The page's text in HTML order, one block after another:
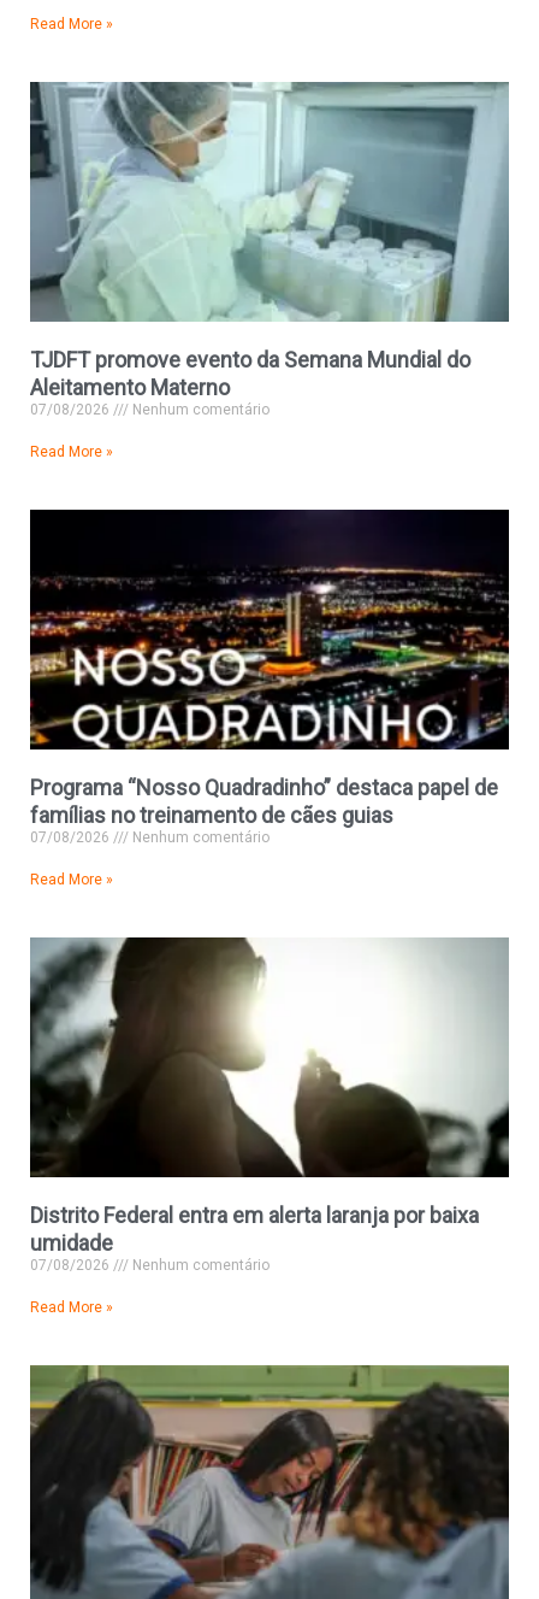
Read More »
TJDFT promove evento da Semana Mundial do
Aleitamento Materno
07/08/2026 Nenhum comentário
Read More »
Programa “Nosso Quadradinho” destaca papel de
famílias no treinamento de cães guias
07/08/2026 Nenhum comentário
Read More »
Distrito Federal entra em alerta laranja por baixa
umidade
07/08/2026 Nenhum comentário
Read More »